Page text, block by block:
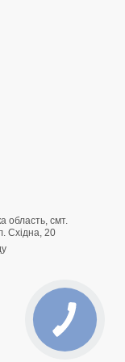
область, смт.
Східна, 20